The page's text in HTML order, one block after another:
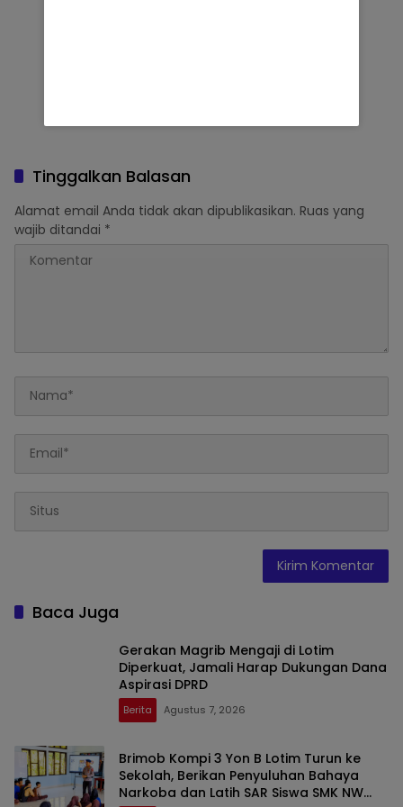
Tinggalkan Balasan
Alamat email Anda tidak akan dipublikasikan. Ruas yang
wajib ditandai *
Baca Juga
Gerakan Magrib Mengaji di Lotim
Diperkuat, Jamali Harap Dukungan Dana
Aspirasi DPRD
Berita Agustus 7, 2026
Brimob Kompi 3 Yon B Lotim Turun ke
Sekolah, Berikan Penyuluhan Bahaya
Narkoba dan Latih SAR Siswa SMK NW